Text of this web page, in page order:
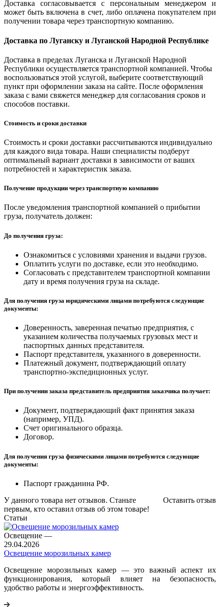
Доставка согласовывается с персональным менеджером и
может быть включена в счет, либо оплачена покупателем при
получении товара через транспортную компанию.
Доставка по Луганску и Луганской Народной Республике
Доставка в пределах Луганска и Луганской Народной
Республики осуществляется транспортной компанией. Чтобы
воспользоваться этой услугой, выберите соответствующий
пункт при оформлении заказа на сайте. После оформления
заказа с вами свяжется менеджер для согласования сроков и
способов поставки.
Стоимость и сроки доставки
Стоимость и сроки доставки рассчитываются индивидуально
для каждого вида товара. Наши специалисты подберут
оптимальный вариант доставки в зависимости от ваших
потребностей и характеристик заказа.
Получение продукции через транспортную компанию
После уведомления транспортной компанией о прибытии
груза, получатель должен:
До получения груза:
Ознакомиться с условиями хранения и выдачи грузов.
Оплатить услуги по доставке, если это необходимо.
Согласовать с представителем транспортной компании
дату и время получения груза на складе.
Для получения груза юридическими лицами потребуются следующие
документы:
Доверенность, заверенная печатью предприятия, с
указанием количества получаемых грузовых мест и
паспортных данных представителя.
Паспорт представителя, указанного в доверенности.
Платежный документ, подтверждающий оплату
транспортно-экспедиционных услуг.
При получении заказа представитель предприятия заказчика получает:
Документ, подтверждающий факт принятия заказа
(например, УПД).
Счет оригинального образца.
Договор.
Для получения груза физическими лицами потребуются следующие
документы:
Паспорт гражданина РФ.
Оставить отзыв
У данного товара нет отзывов. Станьте
первым, кто оставил отзыв об этом товаре!
Статьи
Освещение —
29.04.2026
Освещение морозильных камер
Освещение морозильных камер — это важный аспект их
функционирования, который влияет на безопасность,
удобство работы и энергоэффективность.